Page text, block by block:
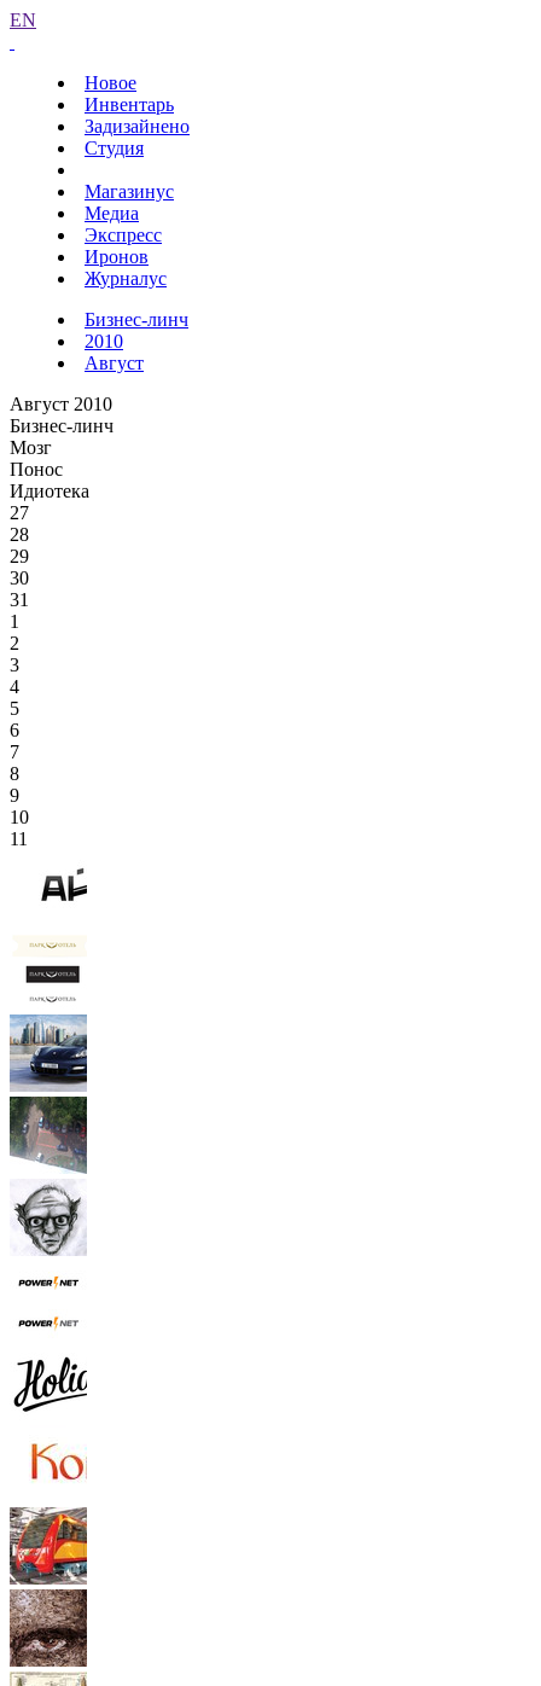
EN
Новое
Инвентарь
Задизайнено
Студия
Магазинус
Медиа
Экспресс
Иронов
Журналус
Бизнес-линч
2010
Август
Август 2010
Бизнес-линч
Мозг
Понос
Идиотека
27
28
29
30
31
1
2
3
4
5
6
7
8
9
10
11